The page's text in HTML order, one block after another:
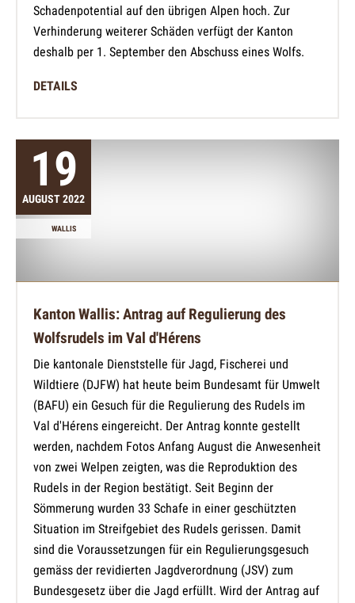
Schadenpotential auf den übrigen Alpen hoch. Zur
Verhinderung weiterer Schäden verfügt der Kanton
deshalb per 1. September den Abschuss eines Wolfs.
DETAILS
19
AUGUST 2022
WALLIS
Kanton Wallis: Antrag auf Regulierung des
Wolfsrudels im Val d'Hérens
Die kantonale Dienststelle für Jagd, Fischerei und
Wildtiere (DJFW) hat heute beim Bundesamt für Umwelt
(BAFU) ein Gesuch für die Regulierung des Rudels im
Val d'Hérens eingereicht. Der Antrag konnte gestellt
werden, nachdem Fotos Anfang August die Anwesenheit
von zwei Welpen zeigten, was die Reproduktion des
Rudels in der Region bestätigt. Seit Beginn der
Sömmerung wurden 33 Schafe in einer geschützten
Situation im Streifgebiet des Rudels gerissen. Damit
sind die Voraussetzungen für ein Regulierungsgesuch
gemäss der revidierten Jagdverordnung (JSV) zum
Bundesgesetz über die Jagd erfüllt. Wird der Antrag auf